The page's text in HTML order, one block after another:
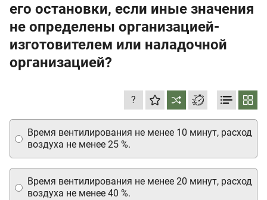
его остановки, если иные значения
не определены организацией-
изготовителем или наладочной
организацией?
?
Время вентилирования не менее 20 минут, расход
воздуха не менее 40 %.
Время вентилирования не менее 10 минут, расход
воздуха не менее 25 %.